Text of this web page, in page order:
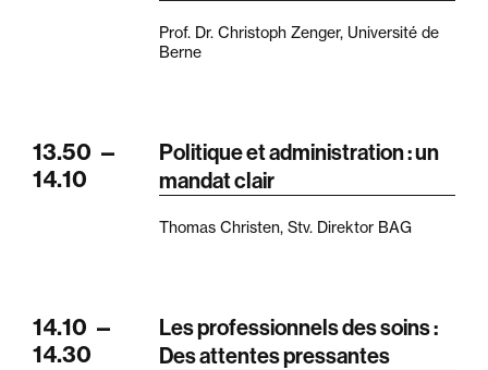
Prof. Dr. Christoph Zenger, Université de
Berne
13.50 —
14.10
Politique et administration : un
mandat clair
Thomas Christen, Stv. Direktor BAG
14.10 —
14.30
Les professionnels des soins :
Des attentes pressantes